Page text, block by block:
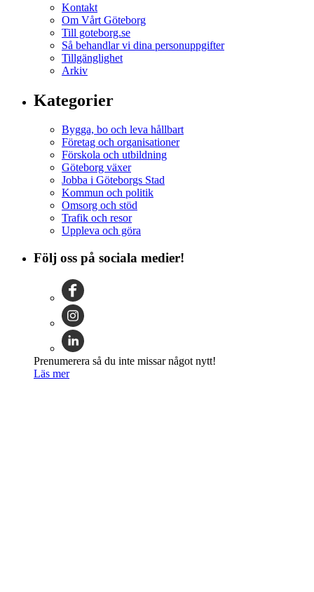
Kontakt
Om Vårt Göteborg
Till goteborg.se
Så behandlar vi dina personuppgifter
Tillgänglighet
Arkiv
Kategorier
Bygga, bo och leva hållbart
Företag och organisationer
Förskola och utbildning
Göteborg växer
Jobba i Göteborgs Stad
Kommun och politik
Omsorg och stöd
Trafik och resor
Uppleva och göra
Följ oss på sociala medier!
Prenumerera så du inte missar något nytt!
Läs mer